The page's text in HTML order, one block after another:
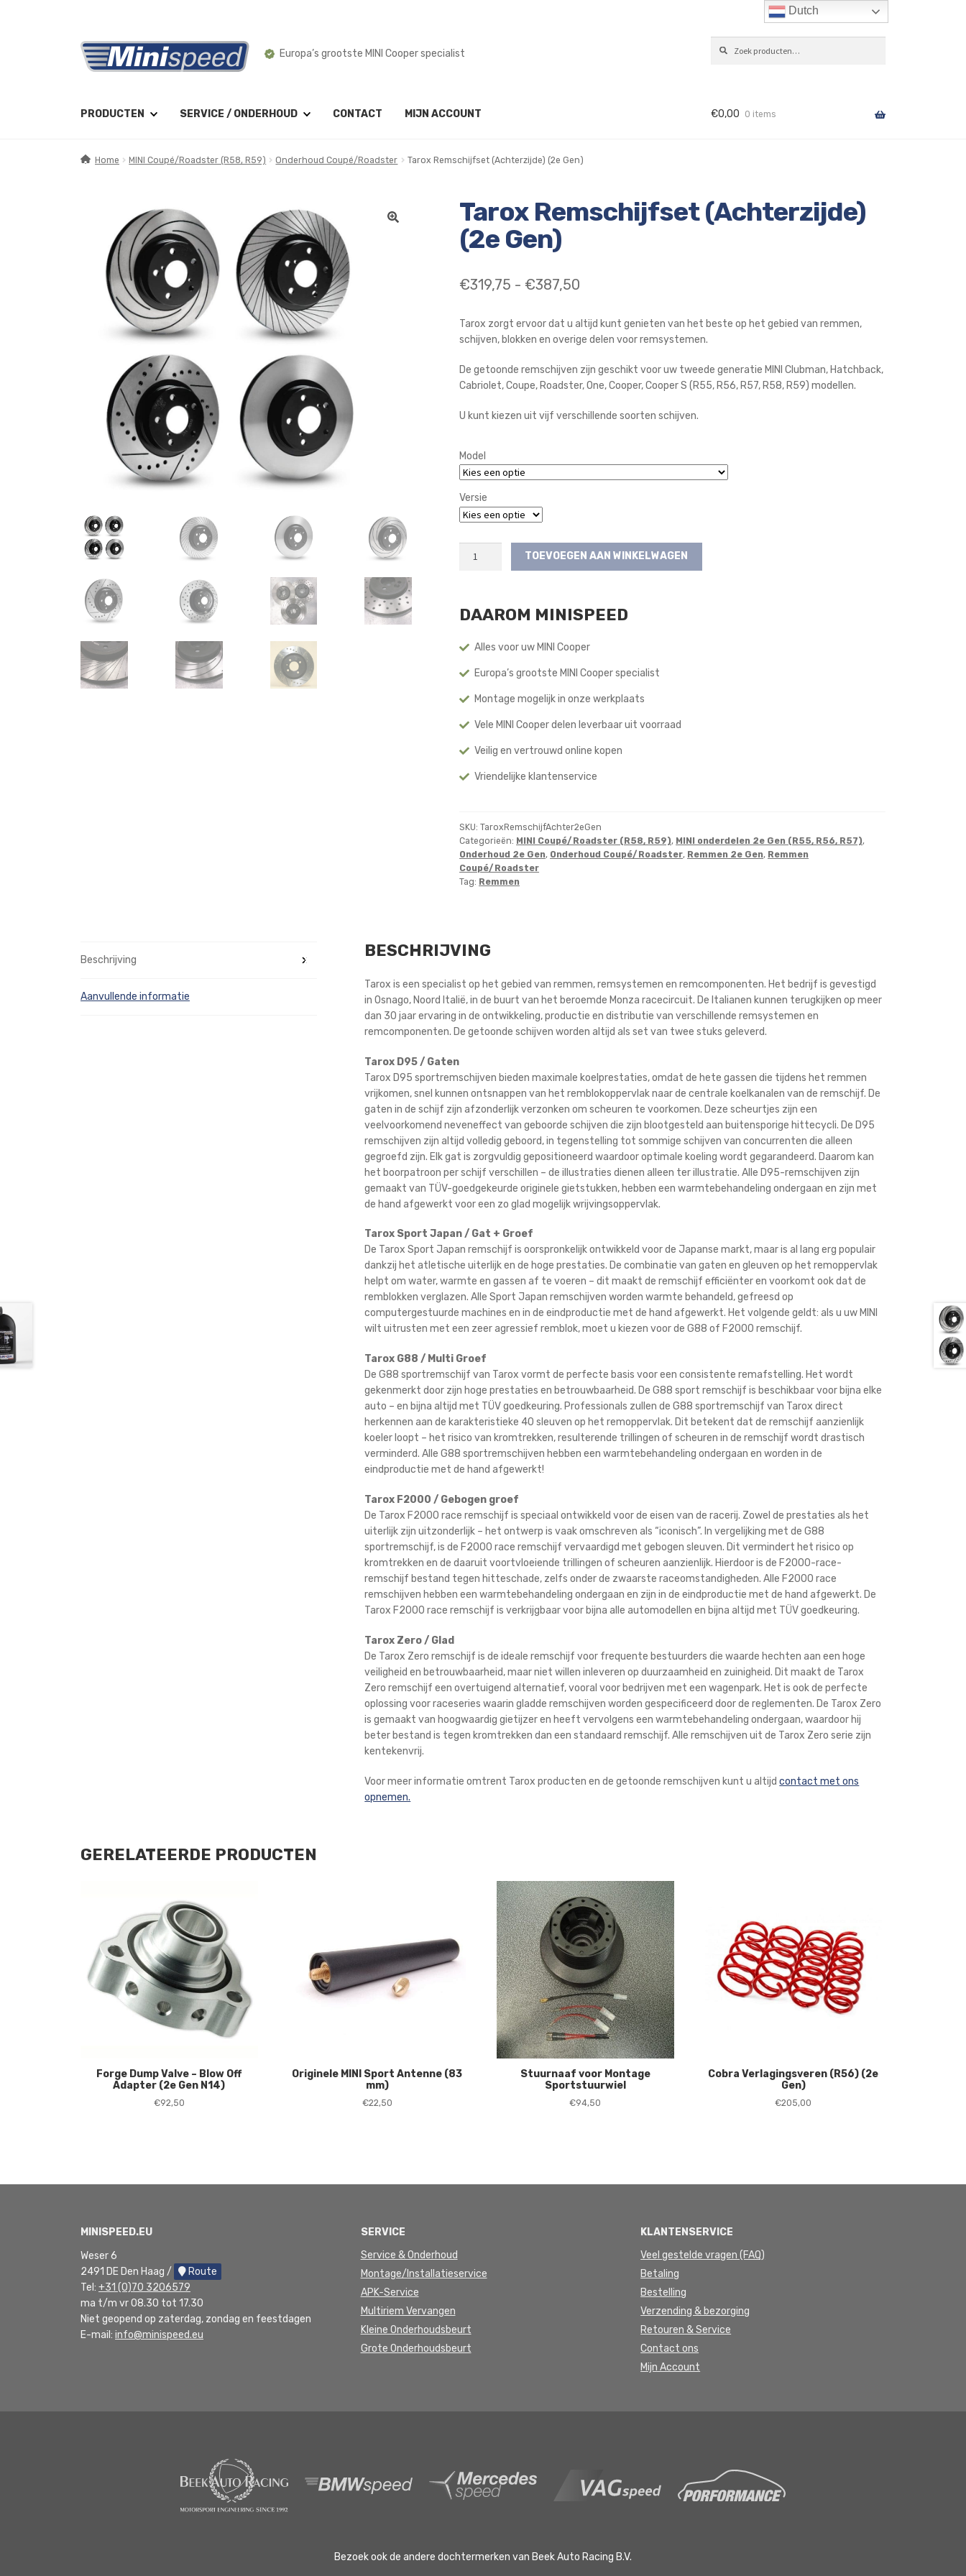
Ga
door
naar
Ga
naar
de
Montage mogelijk in onze werkplaats
naar:
PRODUCTEN SERVICE / ONDERHOUD CONTACT MIJN ACCOUNT €0,00 0 items
Home MINI Coupé/Roadster (R58, R59) Onderhoud Coupé/Roadster Tarox Remschijfset (Achterzijde) (2e Gen)
Tarox Remschijfset (Achterzijde)
(2e Gen)
€319,75 - €387,50
tot
Tarox zorgt ervoor dat u altijd kunt genieten van het beste op het gebied van remmen,
schijven, blokken en overige delen voor remsystemen.
De getoonde remschijven zijn geschikt voor uw tweede generatie MINI Clubman, Hatchback,
Cabriolet, Coupe, Roadster, One, Cooper, Cooper S (R55, R56, R57, R58, R59) modellen.
U kunt kiezen uit vijf verschillende soorten schijven.
Model
Versie
Gen)
TOEVOEGEN AAN WINKELWAGEN
DAAROM MINISPEED
Alles voor uw MINI Cooper
Europa’s grootste MINI Cooper specialist
Montage mogelijk in onze werkplaats
Vele MINI Cooper delen leverbaar uit voorraad
Veilig en vertrouwd online kopen
Vriendelijke klantenservice
SKU:TaroxRemschijfAchter2eGen
Categorieën: MINI Coupé/Roadster (R58, R59), MINI onderdelen 2e Gen (R55, R56, R57),
Onderhoud 2e Gen, Onderhoud Coupé/Roadster, Remmen 2e Gen, Remmen
Coupé/Roadster
Tag: Remmen
Beschrijving
Aanvullende informatie
BESCHRIJVING
Tarox is een specialist op het gebied van remmen, remsystemen en remcomponenten. Het bedrijf is gevestigd
in Osnago, Noord Italië, in de buurt van het beroemde Monza racecircuit. De Italianen kunnen terugkijken op meer
dan 30 jaar ervaring in de ontwikkeling, productie en distributie van verschillende remsystemen en
remcomponenten. De getoonde schijven worden altijd als set van twee stuks geleverd.
Tarox D95 / Gaten
Tarox D95 sportremschijven bieden maximale koelprestaties, omdat de hete gassen die tijdens het remmen
vrijkomen, snel kunnen ontsnappen van het remblokoppervlak naar de centrale koelkanalen van de remschijf. De
gaten in de schijf zijn afzonderlijk verzonken om scheuren te voorkomen. Deze scheurtjes zijn een
veelvoorkomend neveneffect van geboorde schijven die zijn blootgesteld aan buitensporige hittecycli. De D95
remschijven zijn altijd volledig geboord, in tegenstelling tot sommige schijven van concurrenten die alleen
gegroefd zijn. Elk gat is zorgvuldig gepositioneerd waardoor optimale koeling wordt gegarandeerd. Daarom kan
het boorpatroon per schijf verschillen – de illustraties dienen alleen ter illustratie. Alle D95-remschijven zijn
gemaakt van TÜV-goedgekeurde originele gietstukken, hebben een warmtebehandeling ondergaan en zijn met
de hand afgewerkt voor een zo glad mogelijk wrijvingsoppervlak.
Tarox Sport Japan / Gat + Groef
De Tarox Sport Japan remschijf is oorspronkelijk ontwikkeld voor de Japanse markt, maar is al lang erg populair
dankzij het atletische uiterlijk en de hoge prestaties. De combinatie van gaten en gleuven op het remoppervlak
helpt om water, warmte en gassen af te voeren – dit maakt de remschijf efficiënter en voorkomt ook dat de
remblokken verglazen. Alle Sport Japan remschijven worden warmte behandeld, gefreesd op
computergestuurde machines en in de eindproductie met de hand afgewerkt. Het volgende geldt: als u uw MINI
wilt uitrusten met een zeer agressief remblok, moet u kiezen voor de G88 of F2000 remschijf.
Tarox G88 / Multi Groef
De G88 sportremschijf van Tarox vormt de perfecte basis voor een consistente remafstelling. Het wordt
gekenmerkt door zijn hoge prestaties en betrouwbaarheid. De G88 sport remschijf is beschikbaar voor bijna elke
auto – en bijna altijd met TÜV goedkeuring. Professionals zullen de G88 sportremschijf van Tarox direct
herkennen aan de karakteristieke 40 sleuven op het remoppervlak. Dit betekent dat de remschijf aanzienlijk
koeler loopt – het risico van kromtrekken, resulterende trillingen of scheuren in de remschijf wordt drastisch
verminderd. Alle G88 sportremschijven hebben een warmtebehandeling ondergaan en worden in de
eindproductie met de hand afgewerkt!
Tarox F2000 / Gebogen groef
De Tarox F2000 race remschijf is speciaal ontwikkeld voor de eisen van de racerij. Zowel de prestaties als het
uiterlijk zijn uitzonderlijk – het ontwerp is vaak omschreven als “iconisch”. In vergelijking met de G88
sportremschijf, is de F2000 race remschijf vervaardigd met gebogen sleuven. Dit vermindert het risico op
kromtrekken en de daaruit voortvloeiende trillingen of scheuren aanzienlijk. Hierdoor is de F2000-race-
remschijf bestand tegen hitteschade, zelfs onder de zwaarste raceomstandigheden. Alle F2000 race
remschijven hebben een warmtebehandeling ondergaan en zijn in de eindproductie met de hand afgewerkt. De
Tarox F2000 race remschijf is verkrijgbaar voor bijna alle automodellen en bijna altijd met TÜV goedkeuring.
Tarox Zero / Glad
De Tarox Zero remschijf is de ideale remschijf voor frequente bestuurders die waarde hechten aan een hoge
veiligheid en betrouwbaarheid, maar niet willen inleveren op duurzaamheid en zuinigheid. Dit maakt de Tarox
Zero remschijf een overtuigend alternatief, vooral voor bedrijven met een wagenpark. Het is ook de perfecte
oplossing voor raceseries waarin gladde remschijven worden gespecificeerd door de reglementen. De Tarox Zero
is gemaakt van hoogwaardig gietijzer en heeft vervolgens een warmtebehandeling ondergaan, waardoor hij
beter bestand is tegen kromtrekken dan een standaard remschijf. Alle remschijven uit de Tarox Zero serie zijn
kentekenvrij.
Voor meer informatie omtrent Tarox producten en de getoonde remschijven kunt u altijdcontact met ons
opnemen.
GERELATEERDE PRODUCTEN
Forge Dump Valve – Blow Off
Adapter (2e Gen N14)
€92,50
Originele MINI Sport Antenne (83
mm)
€22,50
Stuurnaaf voor Montage
Sportstuurwiel
€94,50
Cobra Verlagingsveren (R56) (2e
Gen)
€205,00
MINISPEED.EU
Weser 6
2491 DE Den Haag /
Route
Tel: +31 (0)70 3206579
ma t/m vr 08.30 tot 17.30
Niet geopend op zaterdag, zondag en feestdagen
E-mail: info@minispeed.eu
SERVICE
Service & Onderhoud
Montage/Installatieservice
APK-Service
Multiriem Vervangen
Kleine Onderhoudsbeurt
Grote Onderhoudsbeurt
KLANTENSERVICE
Veel gestelde vragen (FAQ)
Betaling
Bestelling
Verzending & bezorging
Retouren & Service
Contact ons
Mijn Account
Bezoek ook de andere dochtermerken van Beek Auto Racing B.V.
Dutch